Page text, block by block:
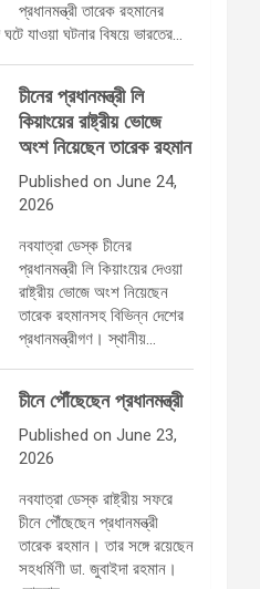
প্রধানমন্ত্রী তারেক রহমানের
ঘটে যাওয়া ঘটনার বিষয়ে ভারতের…
চীনের প্রধানমন্ত্রী লি
কিয়াংয়ের রাষ্ট্রীয় ভোজে
অংশ নিয়েছেন তারেক রহমান
Published on June 24,
2026
নবযাত্রা ডেস্ক চীনের
প্রধানমন্ত্রী লি কিয়াংয়ের দেওয়া
রাষ্ট্রীয় ভোজে অংশ নিয়েছেন
তারেক রহমানসহ বিভিন্ন দেশের
প্রধানমন্ত্রীগণ। স্থানীয়…
চীনে পৌঁছেছেন প্রধানমন্ত্রী
Published on June 23,
2026
নবযাত্রা ডেস্ক রাষ্ট্রীয় সফরে
চীনে পৌঁছেছেন প্রধানমন্ত্রী
তারেক রহমান। তার সঙ্গে রয়েছেন
সহধর্মিণী ডা. জুবাইদা রহমান।